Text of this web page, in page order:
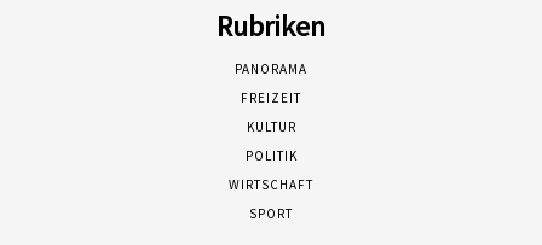
Rubriken
PANORAMA
FREIZEIT
KULTUR
POLITIK
WIRTSCHAFT
SPORT